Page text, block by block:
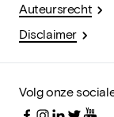
Auteursrecht
Disclaimer
Volg onze